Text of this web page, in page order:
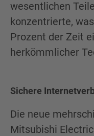
wesentlichen
konzentrierte,
Prozent der Zeit
herkömmlicher
Sichere
Die neue
Mitsubishi